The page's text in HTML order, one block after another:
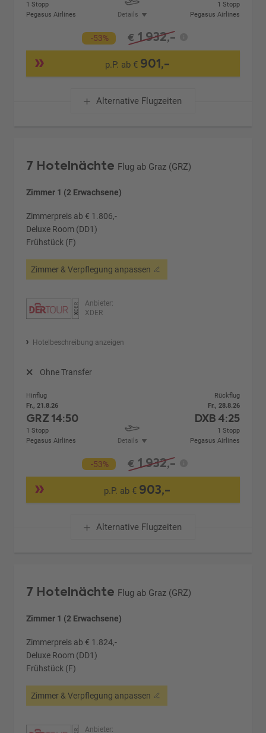
1 Stopp
Pegasus Airlines
Details
1 Stopp
Pegasus Airlines
-53% € 1.932,-
p.P. ab € 901,-
Alternative Flugzeiten
7 Hotelnächte Flug ab Graz (GRZ)
Zimmer 1 (2 Erwachsene)
Zimmerpreis ab € 1.806,-
Deluxe Room (DD1)
Frühstück (F)
Zimmer & Verpflegung anpassen
Anbieter:
XDER
Hotelbeschreibung anzeigen
Ohne Transfer
Hinflug
Fr., 21.8.26
GRZ14:50
1 Stopp
Pegasus Airlines
Details
Rückflug
Fr., 28.8.26
DXB 4:25
1 Stopp
Pegasus Airlines
-53% € 1.932,-
p.P. ab € 903,-
Alternative Flugzeiten
7 Hotelnächte Flug ab Graz (GRZ)
Zimmer 1 (2 Erwachsene)
Zimmerpreis ab € 1.824,-
Deluxe Room (DD1)
Frühstück (F)
Zimmer & Verpflegung anpassen
Anbieter: